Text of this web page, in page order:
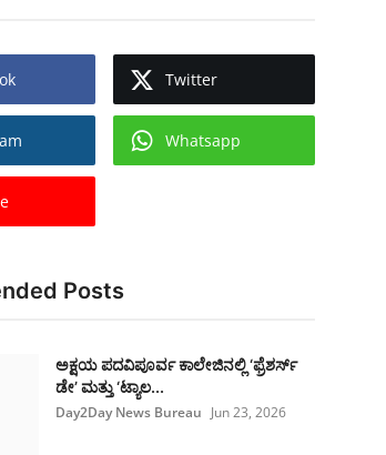
Twitter
Whatsapp
Posts
ಅಕ್ಷಯ ಪದವಿಪೂರ್ವ ಕಾಲೇಜಿನಲ್ಲಿ ‘ಫ್ರೆಶರ್ಸ್
ಡೇ’ ಮತ್ತು ‘ಟ್ಯಾಲ...
Day2Day News Bureau Jun 23, 2026